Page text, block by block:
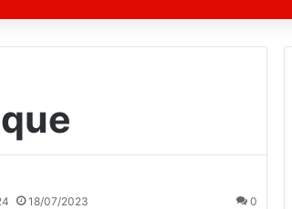
18/07/2023 0